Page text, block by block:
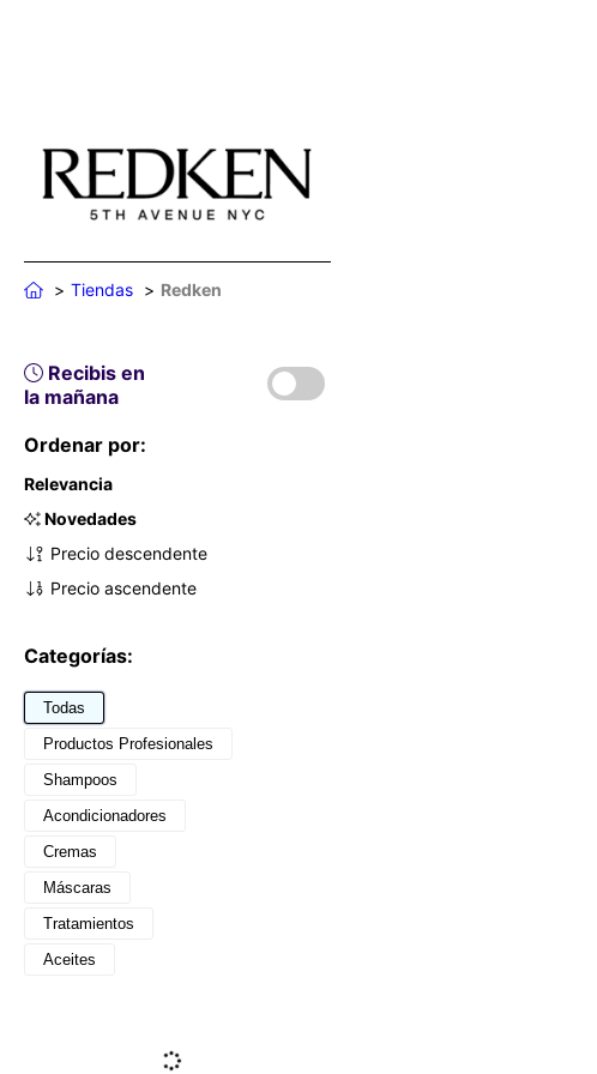
Tiendas Redken
Recibis en
la mañana
Ordenar por:
Relevancia
Novedades
Precio descendente
Precio ascendente
Categorías:
Todas
Productos Profesionales
Shampoos
Acondicionadores
Cremas
Máscaras
Tratamientos
Aceites